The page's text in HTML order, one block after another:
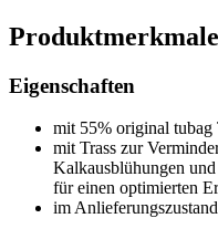
Produktmerkmale
Eigenschaften
mit 55% original tubag
mit Trass zur
Kalkausblühungen
für einen optimierten
im